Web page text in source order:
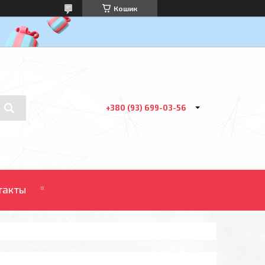
Кошик
+380 (93) 699-03-56